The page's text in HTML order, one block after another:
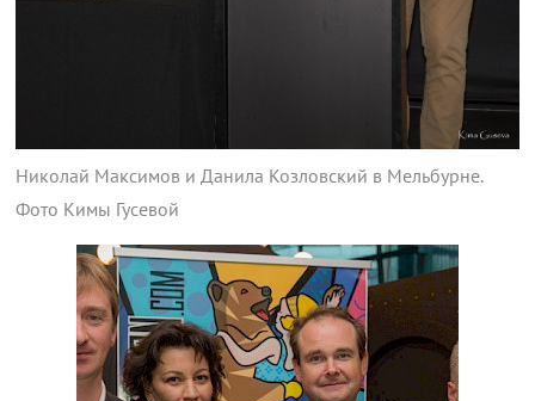
Николай Максимов и Данила Козловский в Мельбурне.
Фото Кимы Гусевой